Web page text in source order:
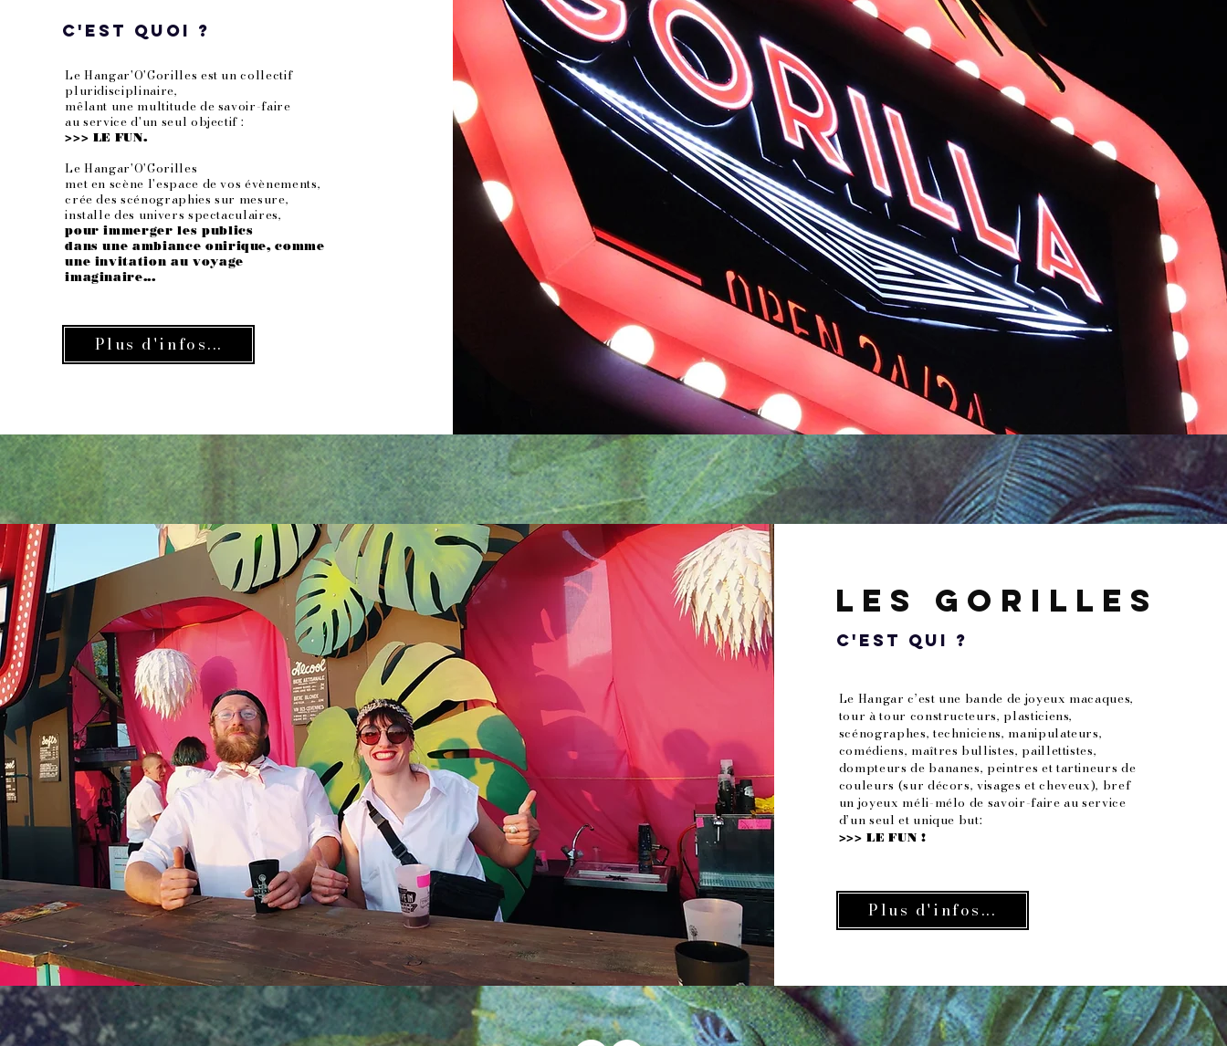
C'est quoi ?
Le Hangar'O'Gorilles est un collectif
pluridisciplinaire,
mêlant une multitude de savoir-faire
au service d'un seul objectif :
>>> LE FUN.
Le Hangar'O'Gorilles
met en scène l'espace de vos évènements,
crée des scénographies sur mesure,
installe des univers spectaculaires,
pour immerger les publics
dans une ambiance onirique, comme
une invitation au voyage
imaginaire...
Plus d'infos...
Les Gorilles
C'est qui ?
Le Hangar c’est une bande de joyeux macaques,
tour à tour constructeurs, plasticiens,
scénographes, techniciens, manipulateurs,
comédiens, maîtres bullistes, paillettistes,
dompteurs de bananes, peintres et tartineurs de
couleurs (sur décors, visages et cheveux), bref
un joyeux méli-mélo de savoir-faire au service
d’un seul et unique but:
>>> LE FUN !
Plus d'infos...